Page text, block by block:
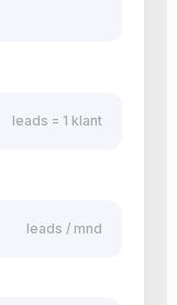
leads = 1 klant
leads / mnd